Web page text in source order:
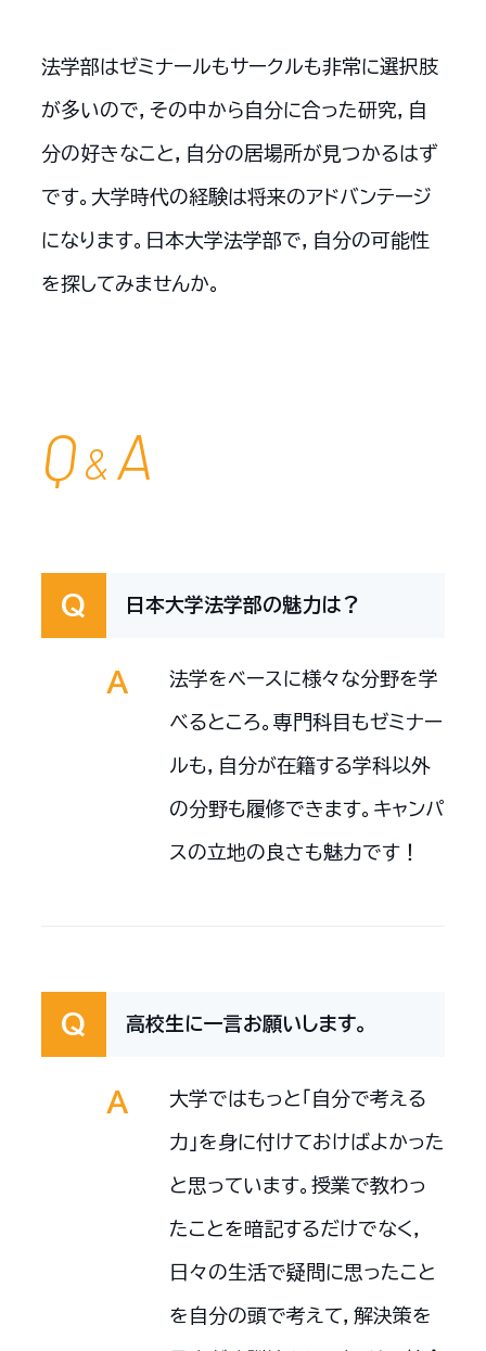
法学部はゼミナールもサークルも非常に選択肢
が多いので，その中から自分に合った研究，自
分の好きなこと，自分の居場所が見つかるはず
です。大学時代の経験は将来のアドバンテージ
になります。日本大学法学部で，自分の可能性
を探してみませんか。
Q& A
日本大学法学部の魅力は？
法学をベースに様々な分野を学
べるところ。専門科目もゼミナー
ルも，自分が在籍する学科以外
の分野も履修できます。キャンパ
スの立地の良さも魅力です！
高校生に一言お願いします。
大学ではもっと「自分で考える
力」を身に付けておけばよかった
と思っています。授業で教わっ
たことを暗記するだけでなく，
日々の生活で疑問に思ったこと
を自分の頭で考えて，解決策を